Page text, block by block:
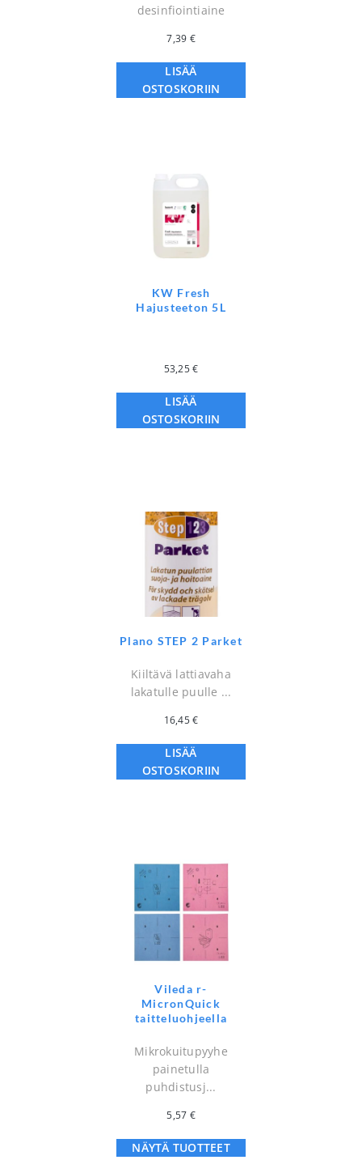
desinfiointiaine
7,39 €
LISÄÄ
OSTOSKORIIN
KW Fresh
Hajusteeton 5L
53,25€
LISÄÄ
OSTOSKORIIN
Plano STEP 2 Parket
Kiiltävä lattiavaha
lakatulle puulle ...
16,45€
LISÄÄ
OSTOSKORIIN
Vileda r-
MicronQuick
taitteluohjeella
Mikrokuitupyyhe
painetulla
puhdistusj...
5,57 €
NÄYTÄ TUOTTEET